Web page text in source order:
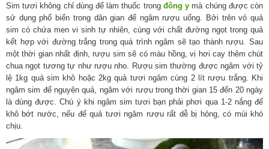
Sim tươi không chỉ dùng để làm thuốc trong đông y mà chúng được còn
sử dụng phổ biến trong dân gian để ngâm rượu uống. Bởi trên vỏ quả
sim có chứa men vi sinh tự nhiên, cùng với chất đường ngọt trong quả
kết hợp với đường trắng trong quá trình ngâm sẽ tạo thành rượu. Sau
một thời gian nhất định, rượu sim sẽ có màu hồng, vị hơi cay thêm chút
chua ngọt tương tự như rượu nho. Rượu sim thường được ngâm với tỷ
lệ 1kg quả sim khô hoặc 2kg quả tươi ngâm cùng 2 lít rượu trắng. Khi
ngâm sim để nguyên quả, ngâm với rượu trong thời gian 15 đến 20 ngày
là dùng được. Chú ý khi ngâm sim tươi bạn phải phơi qua 1-2 nắng để
khô bớt nước, nếu để quả tươi ngâm rượu rất dễ bị hỏng, có mùi khó
chịu.